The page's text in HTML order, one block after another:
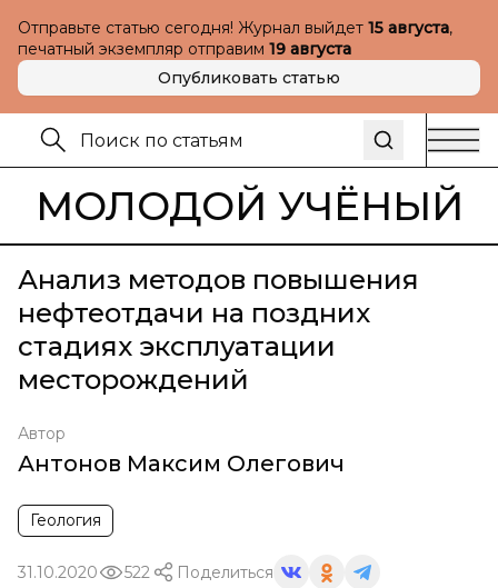
Отправьте статью сегодня! Журнал выйдет 15 августа,
печатный экземпляр отправим 19 августа
Опубликовать статью
МОЛОДОЙ УЧЁНЫЙ
Анализ методов повышения
нефтеотдачи на поздних
стадиях эксплуатации
месторождений
Автор
Антонов Максим Олегович
Геология
31.10.2020 522 Поделиться